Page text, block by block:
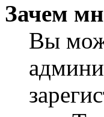
Зачем
Вы